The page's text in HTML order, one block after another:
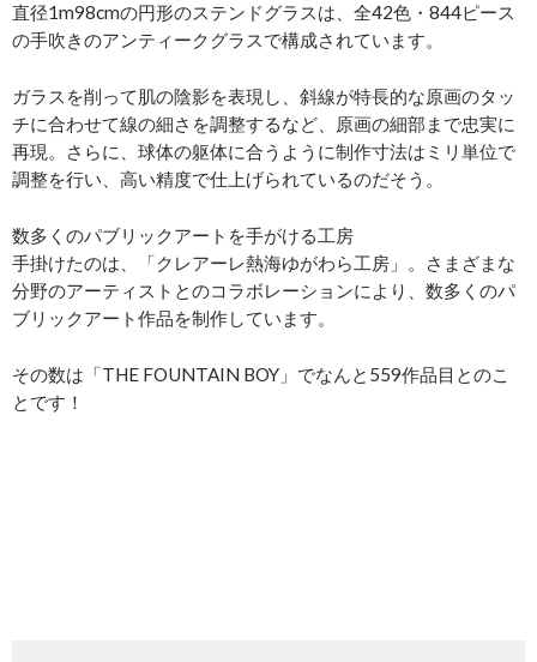
直径1m98cmの円形のステンドグラスは、全42色・844ピース
の手吹きのアンティークグラスで構成されています。
ガラスを削って肌の陰影を表現し、斜線が特長的な原画のタッ
チに合わせて線の細さを調整するなど、原画の細部まで忠実に
再現。さらに、球体の躯体に合うように制作寸法はミリ単位で
調整を行い、高い精度で仕上げられているのだそう。
数多くのパブリックアートを手がける工房
手掛けたのは、「クレアーレ熱海ゆがわら工房」。さまざまな
分野のアーティストとのコラボレーションにより、数多くのパ
ブリックアート作品を制作しています。
その数は「THE FOUNTAIN BOY」でなんと559作品目とのこ
とです！